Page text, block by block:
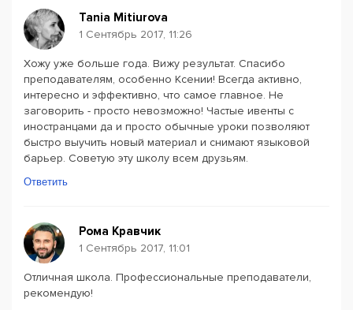
Tania Mitiurova
1 Сентябрь 2017, 11:26
Хожу уже больше года. Вижу результат. Спасибо
преподавателям, особенно Ксении! Всегда активно,
интересно и эффективно, что самое главное. Не
заговорить - просто невозможно! Частые ивенты с
иностранцами да и просто обычные уроки позволяют
быстро выучить новый материал и снимают языковой
барьер. Советую эту школу всем друзьям.
Ответить
Рома Кравчик
1 Сентябрь 2017, 11:01
Отличная школа. Профессиональные преподаватели,
рекомендую!